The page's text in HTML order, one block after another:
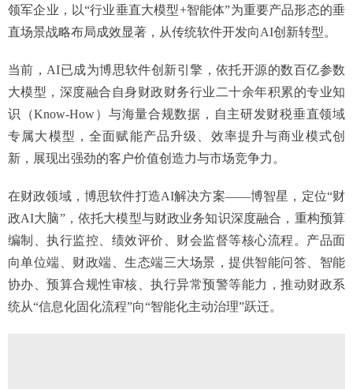
领军企业，以“行业垂直大模型+智能体”为重要产品形态的垂
直场景战略布局成效显著，从传统软件开发向AI创新转型。
当前，AI已成为博思软件创新引擎，依托开源的数百亿参数
大模型，深度融合自身财政财务行业二十余年积累的专业知
识（Know-How）与海量合规数据，自主研发财税垂直领域
专属大模型，全面赋能产品升级、效率提升与商业模式创
新，展现出强劲的客户价值创造力与市场竞争力。
在财政领域，博思软件打造AI解决方案——博智星，定位“财
政AI大脑”，依托大模型与财政业务知识深度融合，重构预算
编制、执行监控、绩效评价、财会监督等核心流程。产品面
向单位端、财政端、生态端三大场景，提供智能问答、智能
协办、预算合规性审核、执行异常预警等能力，推动财政系
统从“信息化固化流程”向“智能化主动治理”跃迁。